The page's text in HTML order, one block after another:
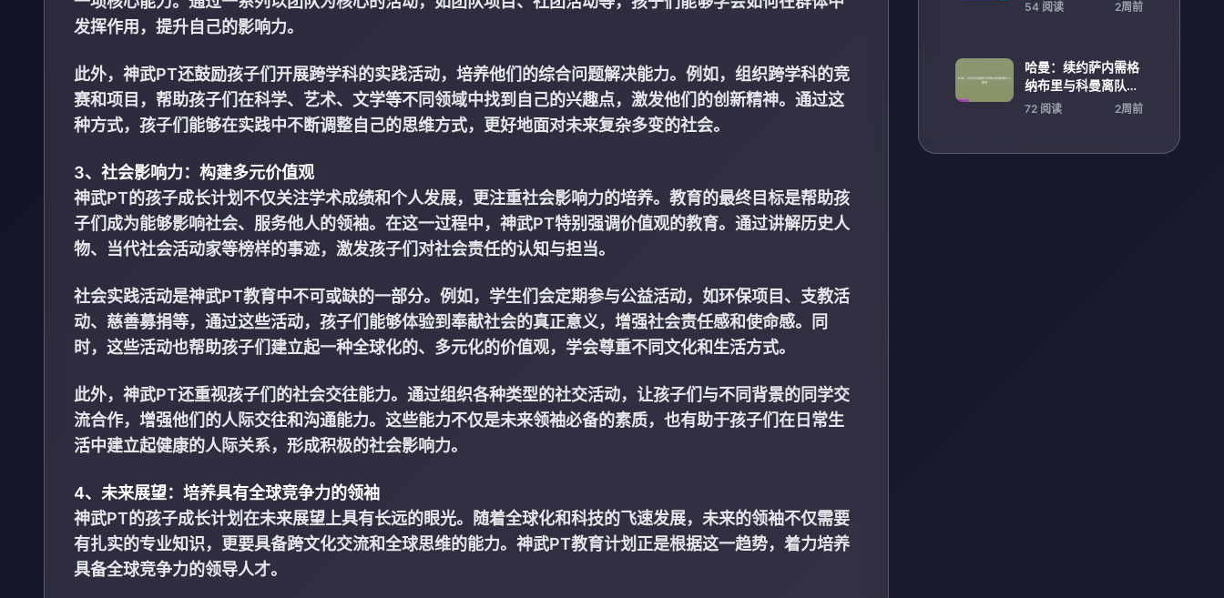
发挥作用，提升自己的影响力。
此外，神武PT还鼓励孩子们开展跨学科的实践活动，培养他们的综合问题解决能力。例如，组织跨学科的竞
赛和项目，帮助孩子们在科学、艺术、文学等不同领域中找到自己的兴趣点，激发他们的创新精神。通过这
种方式，孩子们能够在实践中不断调整自己的思维方式，更好地面对未来复杂多变的社会。
3、社会影响力：构建多元价值观
神武PT的孩子成长计划不仅关注学术成绩和个人发展，更注重社会影响力的培养。教育的最终目标是帮助孩
子们成为能够影响社会、服务他人的领袖。在这一过程中，神武PT特别强调价值观的教育。通过讲解历史人
物、当代社会活动家等榜样的事迹，激发孩子们对社会责任的认知与担当。
社会实践活动是神武PT教育中不可或缺的一部分。例如，学生们会定期参与公益活动，如环保项目、支教活
动、慈善募捐等，通过这些活动，孩子们能够体验到奉献社会的真正意义，增强社会责任感和使命感。同
时，这些活动也帮助孩子们建立起一种全球化的、多元化的价值观，学会尊重不同文化和生活方式。
此外，神武PT还重视孩子们的社会交往能力。通过组织各种类型的社交活动，让孩子们与不同背景的同学交
流合作，增强他们的人际交往和沟通能力。这些能力不仅是未来领袖必备的素质，也有助于孩子们在日常生
活中建立起健康的人际关系，形成积极的社会影响力。
4、未来展望：培养具有全球竞争力的领袖
神武PT的孩子成长计划在未来展望上具有长远的眼光。随着全球化和科技的飞速发展，未来的领袖不仅需要
有扎实的专业知识，更要具备跨文化交流和全球思维的能力。神武PT教育计划正是根据这一趋势，着力培养
具备全球竞争力的领导人才。
54 阅读 2周前
哈曼：续约萨内需格
纳布里与科曼离队为
前提
72 阅读 2周前